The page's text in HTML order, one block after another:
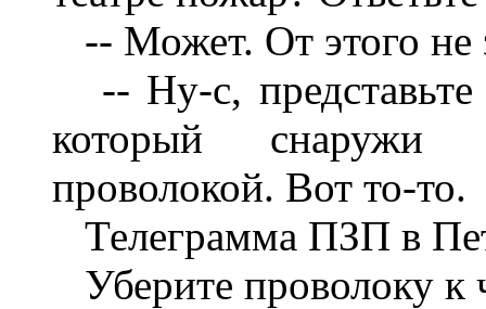
-- Может. От этого не
-- Ну-с, представьте
который снаружи
проволокой. Вот то-то.
Телеграмма ПЗП в
Уберите проволоку к